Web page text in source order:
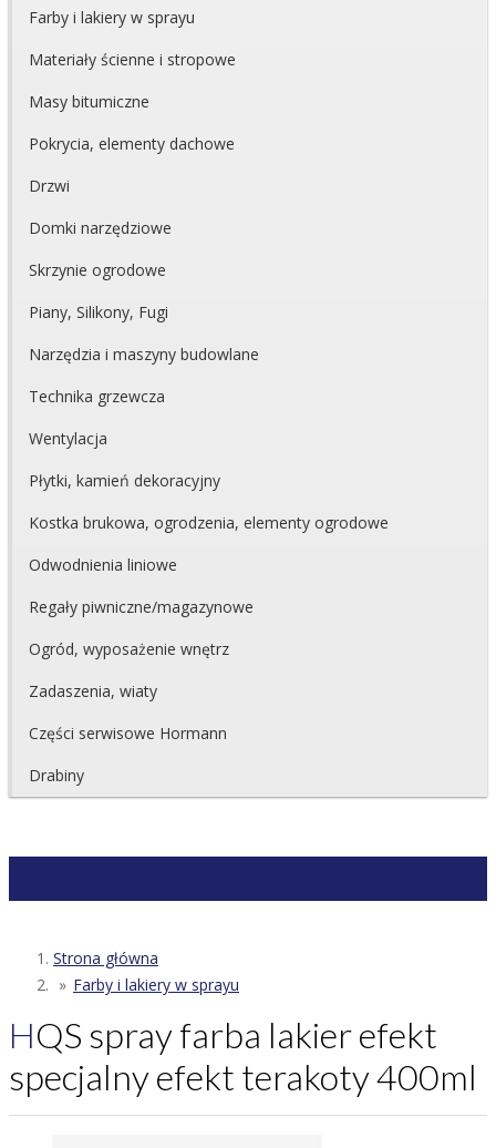
Farby i lakiery w sprayu
Materiały ścienne i stropowe
Masy bitumiczne
Pokrycia, elementy dachowe
Drzwi
Domki narzędziowe
Skrzynie ogrodowe
Piany, Silikony, Fugi
Narzędzia i maszyny budowlane
Technika grzewcza
Wentylacja
Płytki, kamień dekoracyjny
Kostka brukowa, ogrodzenia, elementy ogrodowe
Odwodnienia liniowe
Regały piwniczne/magazynowe
Ogród, wyposażenie wnętrz
Zadaszenia, wiaty
Części serwisowe Hormann
Drabiny
Strona główna
Farby i lakiery w sprayu
HQS spray farba lakier efekt
specjalny efekt terakoty 400ml